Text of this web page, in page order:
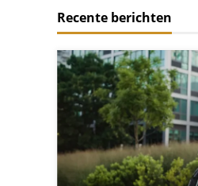
Recente berichten